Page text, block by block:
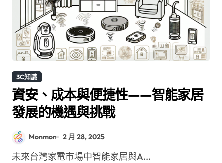
3C知識
資安、成本與便捷性——智能家居
發展的機遇與挑戰
Monmon 2 月 28, 2025
未來台灣家電市場中智能家居與A...